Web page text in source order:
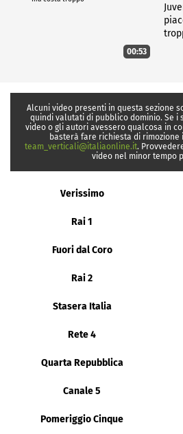
00:53
Alcuni video presenti in questa sezione
quindi valutati di pubblico dominio. Se i
video o gli autori avessero qualcosa in
basterà fare richiesta di rimozione
team_verticali@italiaonline.it.
video nel minor tempo
Verissimo
Rai 1
Fuori dal Coro
Rai 2
Stasera Italia
Rete 4
Quarta Repubblica
Canale 5
Pomeriggio Cinque